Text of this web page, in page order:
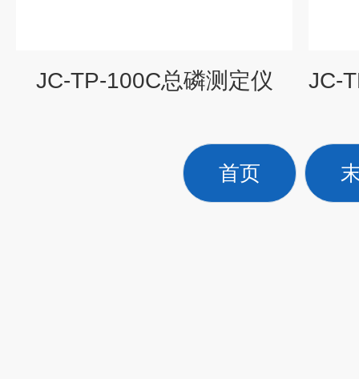
JC-TP-100C总磷测定仪
首页